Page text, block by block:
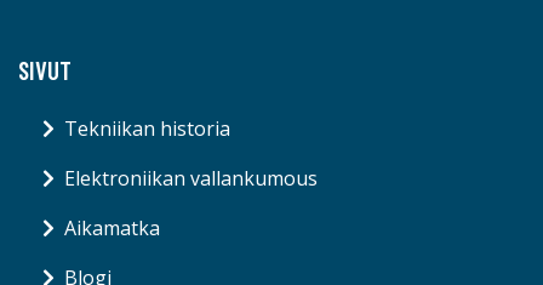
SIVUT
Tekniikan historia
Elektroniikan vallankumous
Aikamatka
Blogi